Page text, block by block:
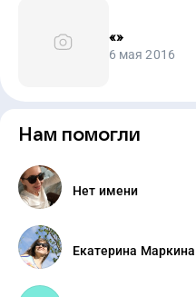
«»
6 мая 2016
Нам помогли
Нет имени
Екатерина Маркина